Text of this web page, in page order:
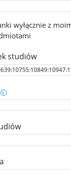
wyłącznie z
studiów
i